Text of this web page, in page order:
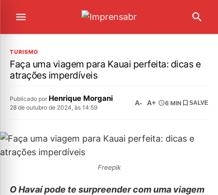
TURISMO
Faça uma viagem para Kauai perfeita: dicas e
atrações imperdíveis
Publicado por Henrique Morgani
28 de outubro de 2024, às 14:59
A- A+ 6 MIN SALVE
Freepik
O Havaí pode te surpreender com uma viagem